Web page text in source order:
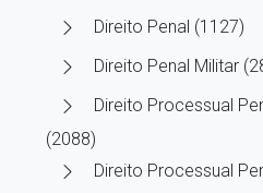
Direito Penal (1127)
Direito Penal Militar
Direito Processual
(2088)
Direito Processual